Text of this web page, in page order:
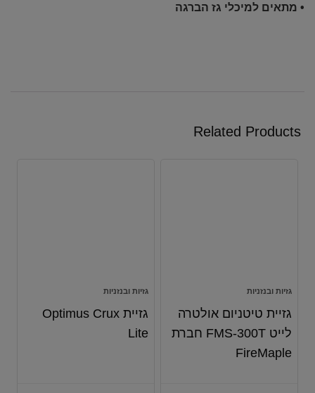
• מתאים למיכלי גז הברגה
Related Products
גזיות ובנזניות
גזיית טיטניום אולטרה
לייט FMS-300T חברת
FireMaple
גזיות ובנזניות
גזיית Optimus Crux
Lite